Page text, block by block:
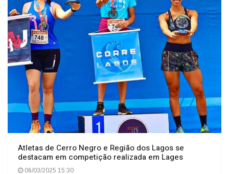
Atletas de Cerro Negro e Região dos Lagos se
destacam em competição realizada em Lages
06/03/2025 15:30